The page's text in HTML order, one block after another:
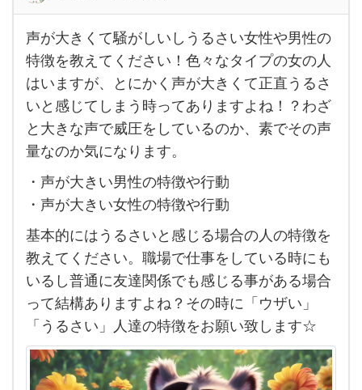
声が
大き
く
て騒
が
し
い
う
る
さ
い女
性や
男性
声が大きくて騒がしいしうるさい女性や男性の
特徴を教えてください！色々なタイプの女の人
はいますが、とにかく声が大きくて正直うるさ
いと感じてしまう時ってありますよね！？わざ
と大きな声で威圧をしているのか、素でその声
量なのか気になります。
・声が大きい男性の特徴や行動
・声が大きい女性の特徴や行動
基本的にはうるさいと感じる場合の人の特徴を
教えてください。職場で仕事をしている時にも
いるし普通に友達関係でも感じる事がある場合
って結構ありますよね？その時に「ウザい」
「うるさい」人達の特徴をお願い致します☆